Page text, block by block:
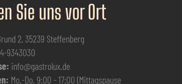
Sie uns vor Ort
2, 35239 Steffenberg
9343030
info@gastrolux.de
Mo.-Do. 9:00 - 17:00 (Mittagspause